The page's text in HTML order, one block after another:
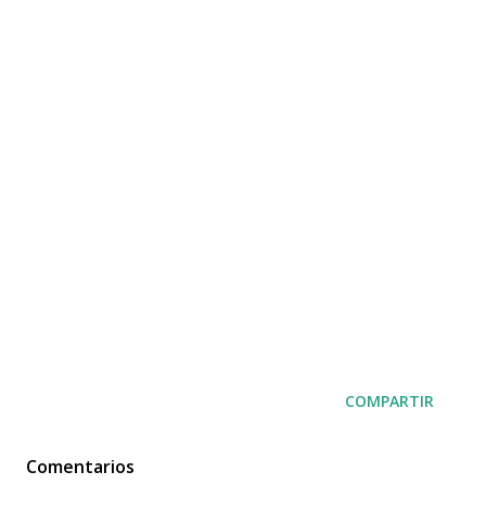
COMPARTIR
Comentarios